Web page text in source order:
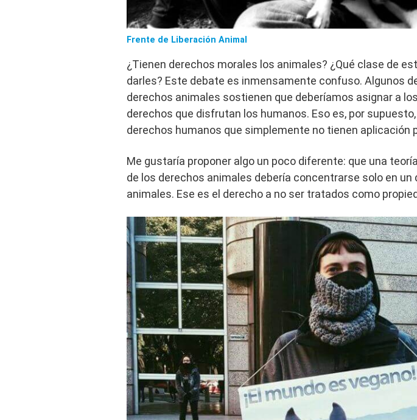
Frente de Liberación Animal
¿Tienen derechos morales los animales? ¿Qué clase de
darles? Este debate es inmensamente confuso. Algunos
derechos animales sostienen que deberíamos asignar a
derechos que disfrutan los humanos. Eso es, por
derechos humanos que simplemente no tienen aplicación
Me gustaría proponer algo un poco diferente: que una
de los derechos animales debería concentrarse solo en un
animales. Ese es el derecho a no ser tratados como